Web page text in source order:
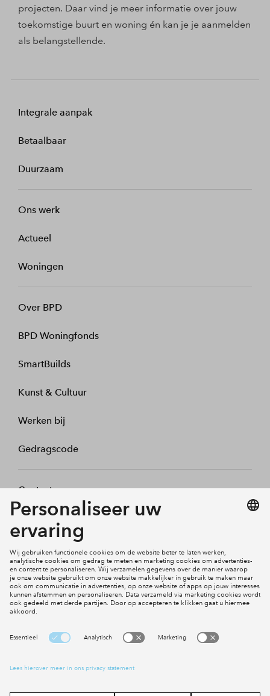
projecten. Daar vind je meer informatie over jouw
toekomstige buurt en woning én kan je je aanmelden
als belangstellende.
Integrale aanpak
Betaalbaar
Duurzaam
Ons werk
Actueel
Woningen
Over BPD
BPD Woningfonds
SmartBuilds
Kunst & Cultuur
Werken bij
Gedragscode
Contact
Mijn profiel
Social Media
Cookies